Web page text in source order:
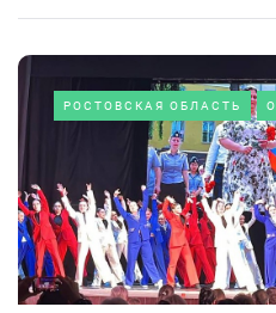
РОСТОВСКАЯ ОБЛАСТЬ